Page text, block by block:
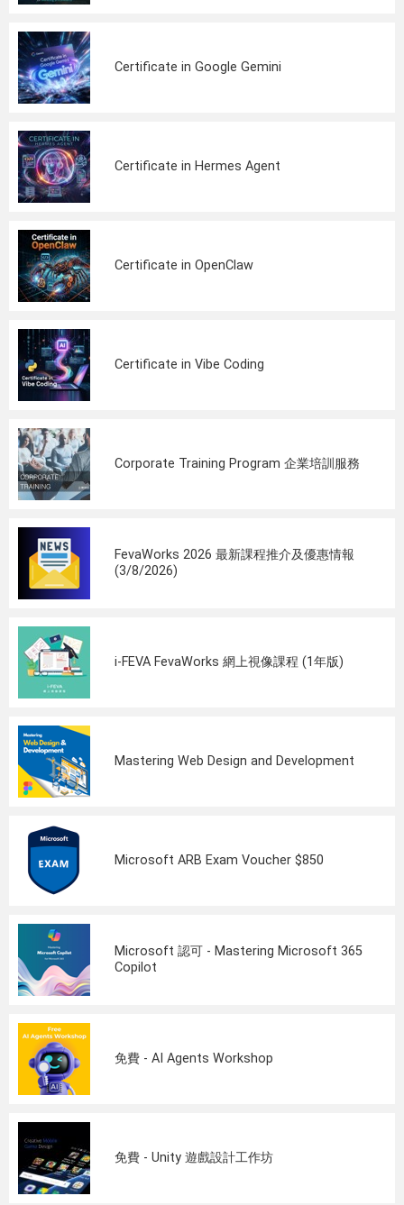
Certificate in Google Gemini
Certificate in Hermes Agent
Certificate in OpenClaw
Certificate in Vibe Coding
Corporate Training Program 企業培訓服務
FevaWorks 2026 最新課程推介及優惠情報
(3/8/2026)
i-FEVA FevaWorks 網上視像課程 (1年版)
Mastering Web Design and Development
Microsoft ARB Exam Voucher $850
Microsoft 認可 - Mastering Microsoft 365
Copilot
免費 - AI Agents Workshop
免費 - Unity 遊戲設計工作坊